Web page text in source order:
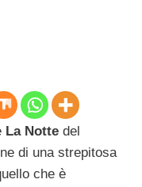
La Notte del
di una strepitosa
che è